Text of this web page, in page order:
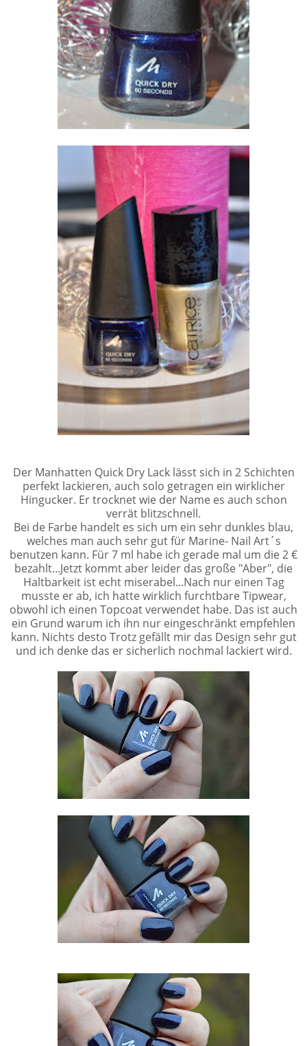
Der Manhatten Quick Dry Lack lässt sich in 2 Schichten
perfekt lackieren, auch solo getragen ein wirklicher
Hingucker. Er trocknet wie der Name es auch schon
verrät blitzschnell.
Bei de Farbe handelt es sich um ein sehr dunkles blau,
welches man auch sehr gut für Marine- Nail Art´s
benutzen kann. Für 7 ml habe ich gerade mal um die 2 €
bezahlt...Jetzt kommt aber leider das große "Aber", die
Haltbarkeit ist echt miserabel...Nach nur einen Tag
musste er ab, ich hatte wirklich furchtbare Tipwear,
obwohl ich einen Topcoat verwendet habe. Das ist auch
ein Grund warum ich ihn nur eingeschränkt empfehlen
kann. Nichts desto Trotz gefällt mir das Design sehr gut
und ich denke das er sicherlich nochmal lackiert wird.